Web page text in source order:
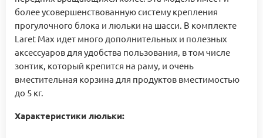
более усовершенствованную систему крепления
прогулочного блока и люльки на шасси. В комплекте
Laret Max идет много дополнительных и полезных
аксессуаров для удобства пользования, в том числе
зонтик, который крепится на раму, и очень
вместительная корзина для продуктов вместимостью
до 5 кг.
Характеристики люльки: